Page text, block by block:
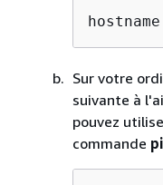
Sur votre
suivante à
pouvez
commande